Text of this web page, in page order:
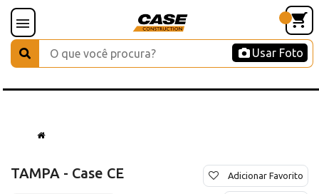
Usar Foto
TAMPA - Case CE Adicionar Favorito